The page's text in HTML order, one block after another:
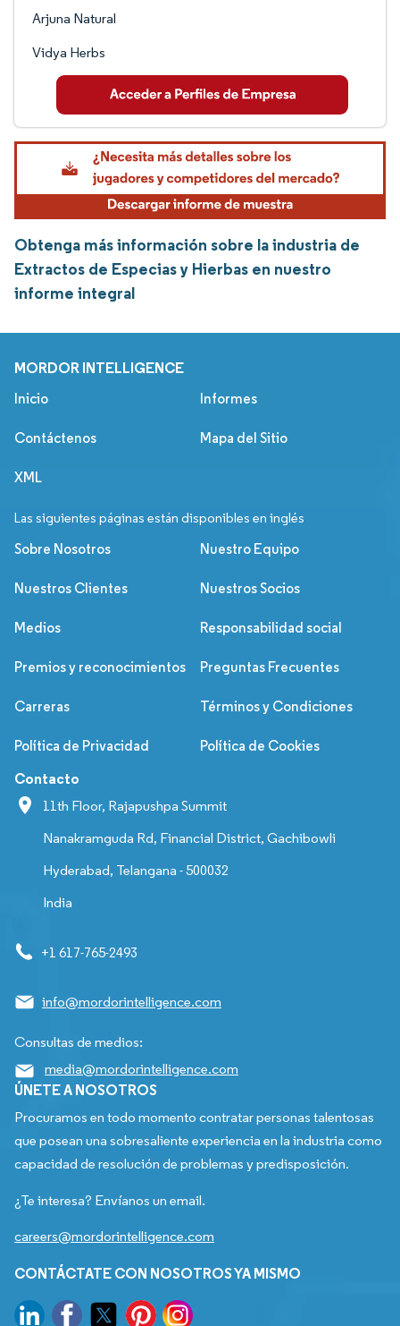
Arjuna Natural
Vidya Herbs
Obtenga más información sobre la industria de
Extractos de Especias y Hierbas en nuestro
informe integral
MORDOR INTELLIGENCE
Inicio Informes
Contáctenos Mapa del Sitio
XML
Las siguientes páginas están disponibles en inglés
Sobre Nosotros Nuestro Equipo
Nuestros Clientes Nuestros Socios
Medios Responsabilidad social
Premios y reconocimientos Preguntas Frecuentes
Carreras Términos y Condiciones
Política de Privacidad Política de Cookies
Contacto
11th Floor, Rajapushpa Summit
Nanakramguda Rd, Financial District, Gachibowli
Hyderabad, Telangana - 500032
India
+1 617-765-2493
info@mordorintelligence.com
Consultas de medios:
media@mordorintelligence.com
ÚNETE A NOSOTROS
Procuramos en todo momento contratar personas talentosas
que posean una sobresaliente experiencia en la industria como
capacidad de resolución de problemas y predisposición.
¿Te interesa? Envíanos un email.
careers@mordorintelligence.com
CONTÁCTATE CON NOSOTROS YA MISMO